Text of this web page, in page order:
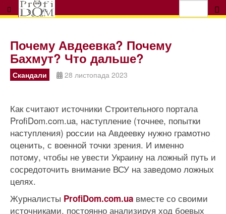
Почему Авдеевка? Почему
Бахмут? Что дальше?
Скандали 28 листопада 2023
Как считают источники Строительного портала
ProfiDom.com.ua, наступление (точнее, попытки
наступления) россии на Авдеевку нужно грамотно
оценить, с военной точки зрения. И именно
потому, чтобы не увести Украину на ложный путь и
сосредоточить внимание ВСУ на заведомо ложных
целях.
Журналисты ProfiDom.com.ua вместе со своими
источниками, постоянно анализируя ход боевых